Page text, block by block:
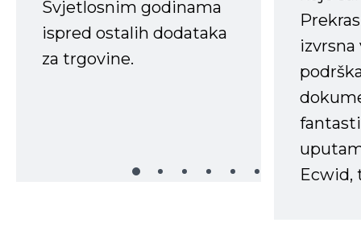
Svjetlosnim godinama
ispred ostalih dodataka
za trgovine.
Ecwid,